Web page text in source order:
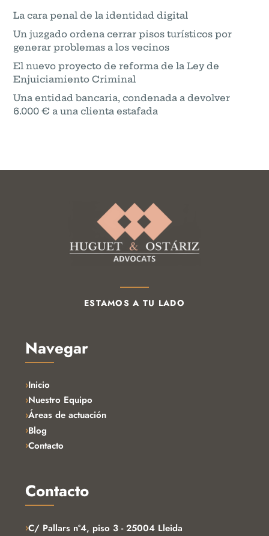
La cara penal de la identidad digital
Un juzgado ordena cerrar pisos turísticos por
generar problemas a los vecinos
El nuevo proyecto de reforma de la Ley de
Enjuiciamiento Criminal
Una entidad bancaria, condenada a devolver
6.000 € a una clienta estafada
ESTAMOS A TU LADO
Navegar
Inicio
Nuestro Equipo
Áreas de actuación
Blog
Contacto
Contacto
›C/ Pallars nº4, piso 3 - 25004 Lleida